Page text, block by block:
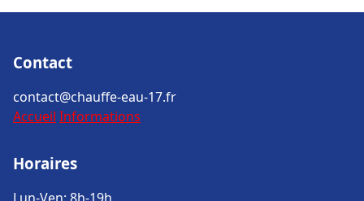
Contact
contact@chauffe-eau-17.fr
Accueil Informations
Horaires